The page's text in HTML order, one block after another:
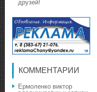
друзей!
КОММЕНТАРИИ
Ермоленко виктор